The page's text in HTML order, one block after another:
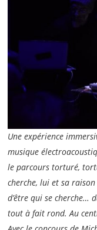
Une expérience
musique
le parcours torturé,
cherche, lui et sa
d’être qui se cherche…
tout à fait rond. Au